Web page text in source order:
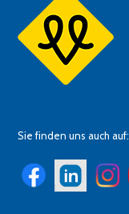
Sie finden uns auch auf: